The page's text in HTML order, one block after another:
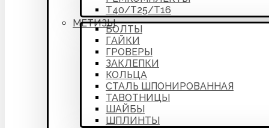
Т40/Т25/Т16
МЕТИЗЫ
БОЛТЫ
ГАЙКИ
ГРОВЕРЫ
ЗАКЛЕПКИ
КОЛЬЦА
СТАЛЬ ШПОНИРОВАННАЯ
ТАВОТНИЦЫ
ШАЙБЫ
ШПЛИНТЫ